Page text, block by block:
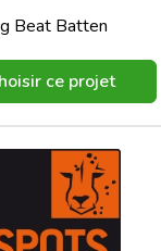
Beat Batten
ce projet